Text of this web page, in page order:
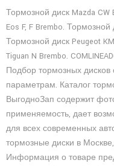
Тормозной диск Mazda CW
Eos F, F Brembo. Тормозной
Тормозной диск Peugeot
Tiguan N Brembo.
Подбор тормозных
параметрам. Каталог
ВыгодноЗап содержит
применяемость, дает
для всех современных
тормозные диски в
Информация о товаре